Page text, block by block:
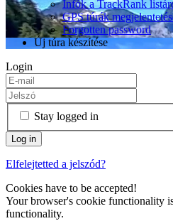
Infók a TrackRank
GPS túrák
Forgotten password
Új túra készítése
Login
Stay logged in
Elfelejtetted a jelszód?
Cookies have to be accepted!
Your browser's cookie functionality
functionality.